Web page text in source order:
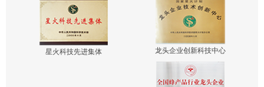
星火科技先进集体 龙头企业创新科技中心